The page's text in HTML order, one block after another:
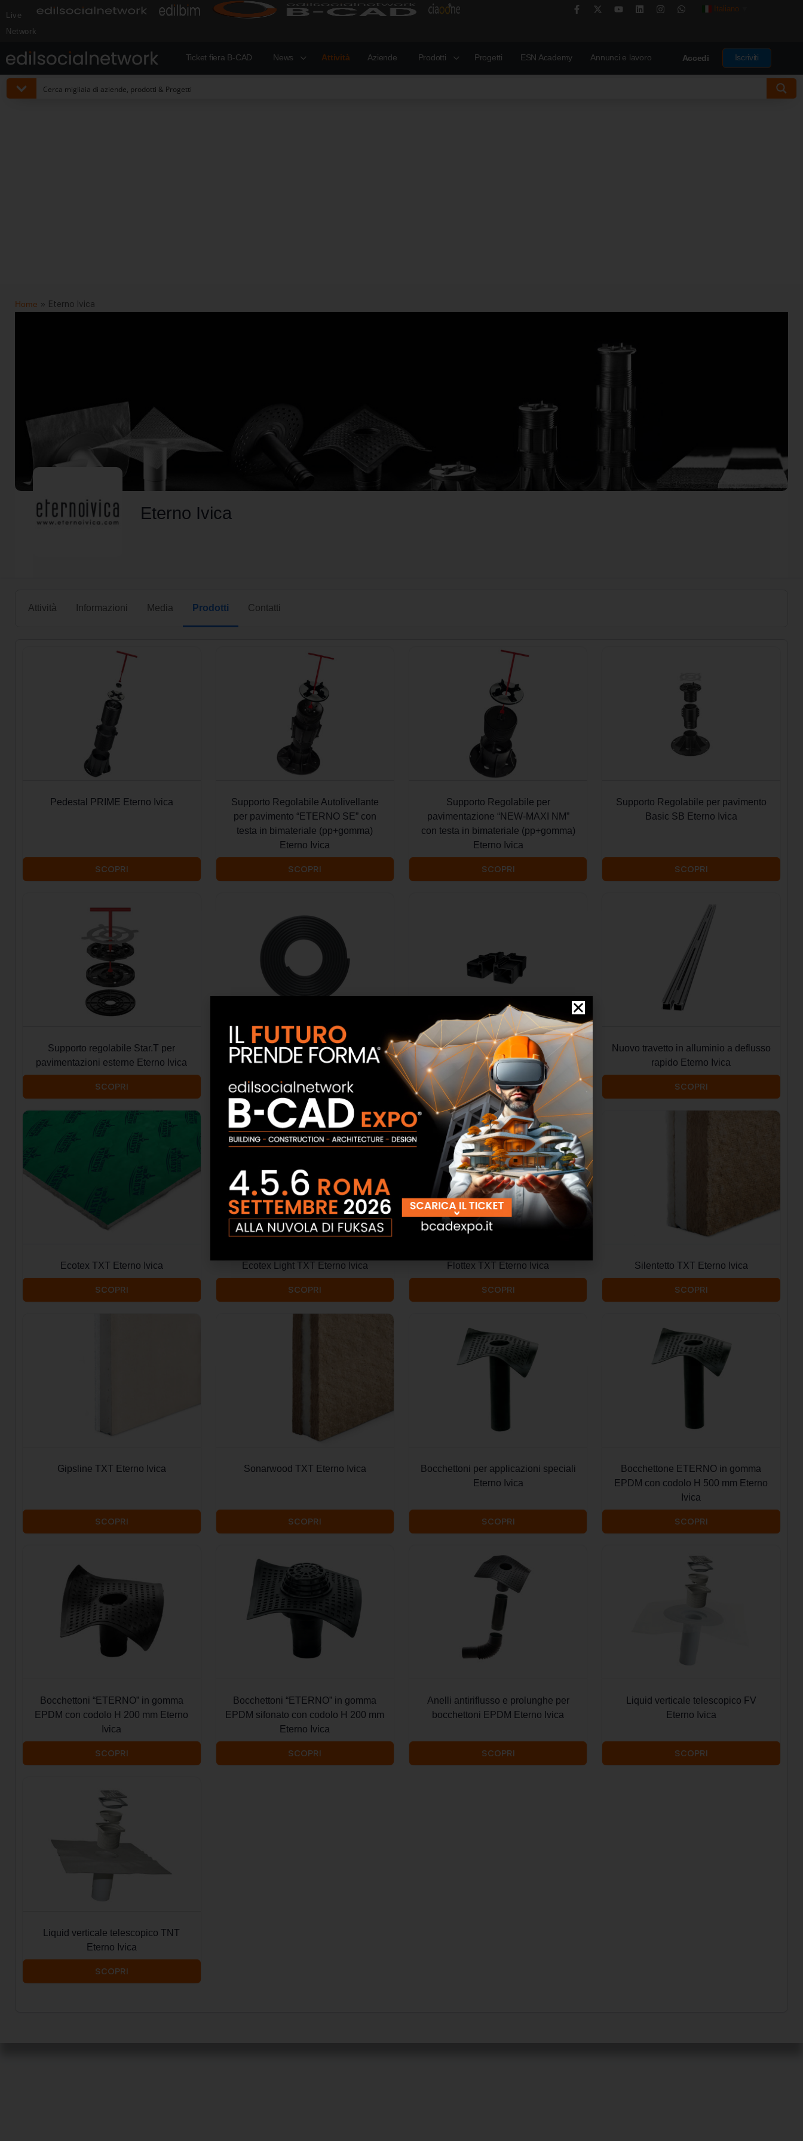
Live
Network
Italiano
Ticket fiera B-CAD News Attività Aziende Prodotti Progetti ESN Academy Annunci e lavoro Accedi Iscriviti
Home » Eterno Ivica
Eterno Ivica
Attività Informazioni Media Prodotti Contatti
Pedestal PRIME Eterno Ivica
SCOPRI
Supporto Regolabile Autolivellante
per pavimento “ETERNO SE” con
testa in bimateriale (pp+gomma)
Eterno Ivica
SCOPRI
Supporto Regolabile per
pavimentazione “NEW-MAXI NM”
con testa in bimateriale (pp+gomma)
Eterno Ivica
SCOPRI
Supporto Regolabile per pavimento
Basic SB Eterno Ivica
SCOPRI
Supporto regolabile Star.T per
pavimentazioni esterne Eterno Ivica
SCOPRI
Guarnizione in PVC per travetto a
deflusso rapido Eterno Ivica
SCOPRI
Nuovo giunto per travetto in alluminio
a deflusso rapido Eterno Ivica
SCOPRI
Nuovo travetto in alluminio a deflusso
rapido Eterno Ivica
SCOPRI
Ecotex TXT Eterno Ivica
SCOPRI
Ecotex Light TXT Eterno Ivica
SCOPRI
Flottex TXT Eterno Ivica
SCOPRI
Silentetto TXT Eterno Ivica
SCOPRI
Gipsline TXT Eterno Ivica
SCOPRI
Sonarwood TXT Eterno Ivica
SCOPRI
Bocchettoni per applicazioni speciali
Eterno Ivica
SCOPRI
Bocchettone ETERNO in gomma
EPDM con codolo H 500 mm Eterno
Ivica
SCOPRI
Bocchettoni “ETERNO” in gomma
EPDM con codolo H 200 mm Eterno
Ivica
SCOPRI
Bocchettoni “ETERNO” in gomma
EPDM sifonato con codolo H 200 mm
Eterno Ivica
SCOPRI
Anelli antiriflusso e prolunghe per
bocchettoni EPDM Eterno Ivica
SCOPRI
Liquid verticale telescopico FV
Eterno Ivica
SCOPRI
Liquid verticale telescopico TNT
Eterno Ivica
SCOPRI